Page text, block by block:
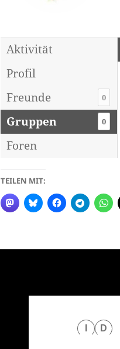
Aktivität
Profil
Freunde
0
Gruppen 0
Foren
TEILEN MIT:
D